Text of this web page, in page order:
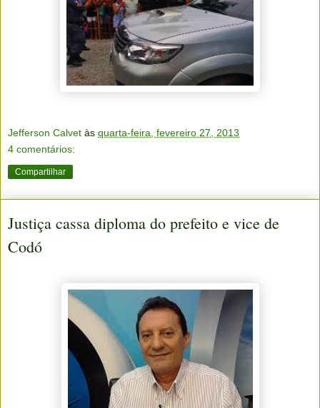
Jefferson Calvet às quarta-feira, fevereiro 27, 2013
4 comentários:
Compartilhar
Justiça cassa diploma do prefeito e vice de
Codó